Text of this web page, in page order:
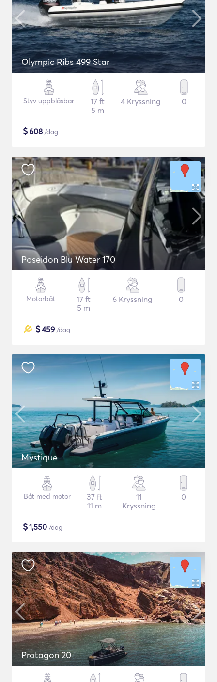
Olympic Ribs 499 Star
Styv uppblåsbar
17 ft
5 m
4 Kryssning 0
$608 /dag
Poseidon Blu Water 170
Motorbåt
17 ft
5 m
6 Kryssning 0
$459 /dag
Mystique
Båt med motor
37 ft
11 m
11
Kryssning
0
$1,550 /dag
Protagon 20